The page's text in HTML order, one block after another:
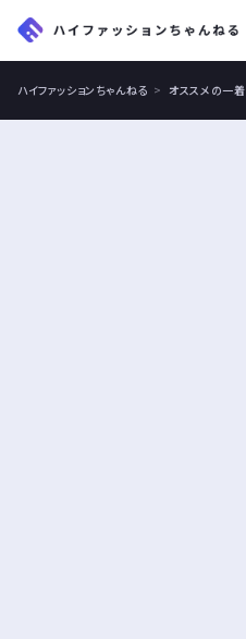
ハイファッションちゃんねる オススメの一着